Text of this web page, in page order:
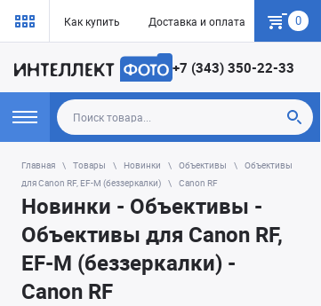
Как купить Доставка и оплата Гарантия
0
+7 (343) 350-22-33
Главная Товары Новинки Объективы
Объективы
для Canon RF, EF-M (беззеркалки)
Canon RF
Новинки - Объективы -
Объективы для Canon RF,
EF-M (беззеркалки) -
Canon RF